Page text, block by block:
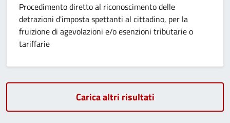
Procedimento diretto al riconoscimento delle
detrazioni d'imposta spettanti al cittadino, per la
fruizione di agevolazioni e/o esenzioni tributarie o
tariffarie
Carica altri risultati